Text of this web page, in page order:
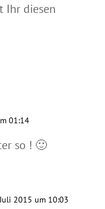
Ihr diesen
01:14
so ! 🙂
2015 um 10:03